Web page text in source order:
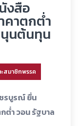
งสือ
คาตกต่ำ
นต้นทุน
สมาชิกพรรค
รบูรณ์ ยื่น
ต่ำ วอน รัฐบาล